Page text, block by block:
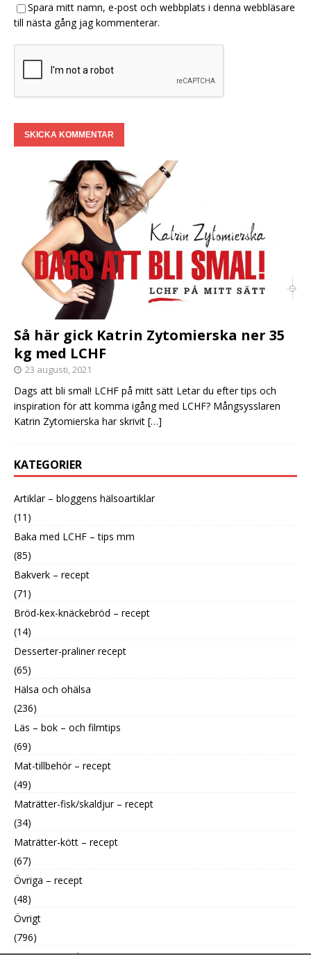
Spara mitt namn, e-post och webbplats i denna webbläsare
till nästa gång jag kommenterar.
Så här gick Katrin Zytomierska ner 35
kg med LCHF
23 augusti, 2021
Dags att bli smal! LCHF på mitt sätt Letar du efter tips och
inspiration för att komma igång med LCHF? Mångsysslaren
Katrin Zytomierska har skrivit […]
KATEGORIER
Artiklar – bloggens hälsoartiklar
(11)
Baka med LCHF – tips mm
(85)
Bakverk – recept
(71)
Bröd-kex-knäckebröd – recept
(14)
Desserter-praliner recept
(65)
Hälsa och ohälsa
(236)
Läs – bok – och filmtips
(69)
Mat-tillbehör – recept
(49)
Maträtter-fisk/skaldjur – recept
(34)
Maträtter-kött – recept
(67)
Övriga – recept
(48)
Övrigt
(796)